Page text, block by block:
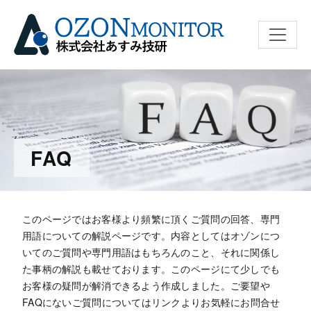
ナビ
FAQ
このページではお客様より頻繁に頂くご質問の回答、専門
用語についての解説ページです。内容としてはオゾンにつ
いてのご質問や専門用語はもちろんのこと、それに関係し
た事柄の解説も載せております。このページにて少しでも
お客様の疑問が解消できるよう作成しました。ご要望や
FAQにないご質問についてはリンクよりお気軽にお問合せ